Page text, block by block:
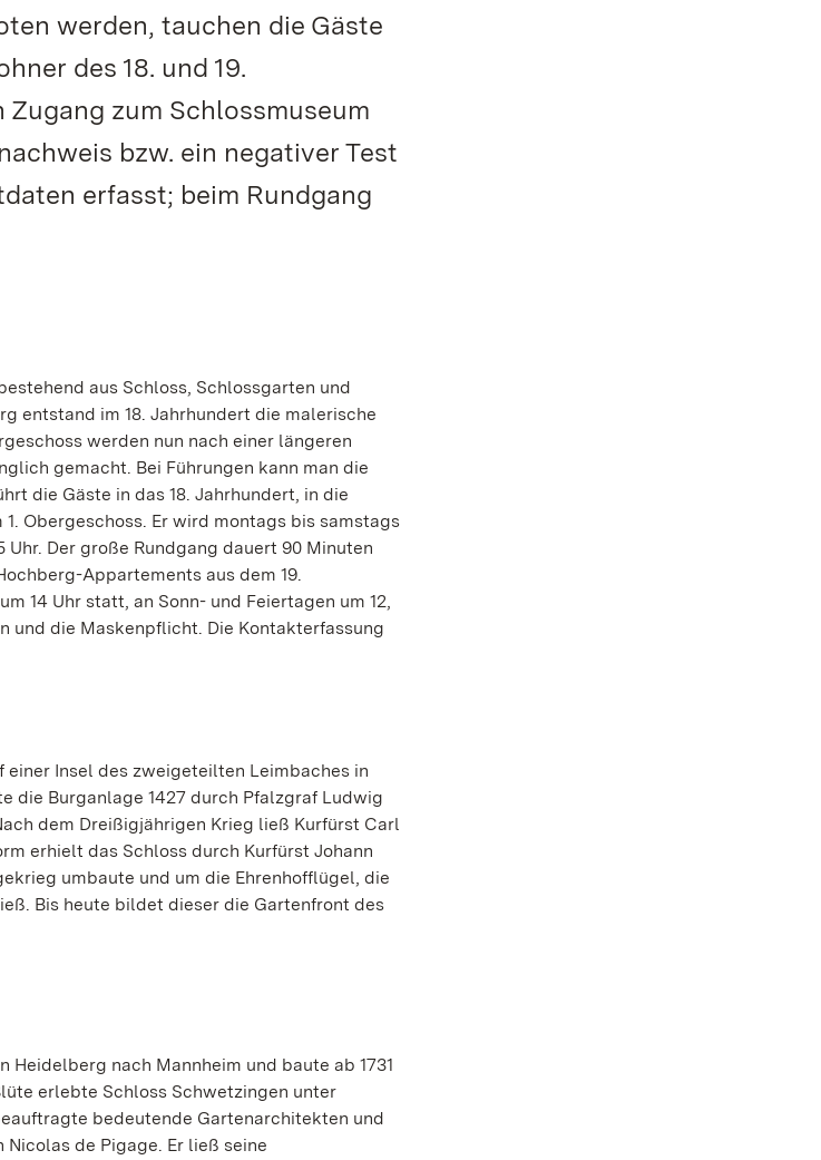
werden, tauchen die Gäste
des 18. und 19.
zum Schlossmuseum
bzw. ein negativer Test
erfasst; beim Rundgang
aus Schloss, Schlossgarten und
entstand im 18. Jahrhundert die malerische
werden nun nach einer längeren
gemacht. Bei Führungen kann man die
die Gäste in das 18. Jahrhundert, in die
Obergeschoss. Er wird montags bis samstags
Uhr. Der große Rundgang dauert 90 Minuten
Appartements aus dem 19.
14 Uhr statt, an Sonn- und Feiertagen um 12,
und die Maskenpflicht. Die Kontakterfassung
einer Insel des zweigeteilten Leimbaches in
die Burganlage 1427 durch Pfalzgraf Ludwig
dem Dreißigjährigen Krieg ließ Kurfürst Carl
erhielt das Schloss durch Kurfürst Johann
umbaute und um die Ehrenhofflügel, die
Bis heute bildet dieser die Gartenfront des
nach Mannheim und baute ab 1731
erlebte Schloss Schwetzingen unter
bedeutende Gartenarchitekten und
de Pigage. Er ließ seine